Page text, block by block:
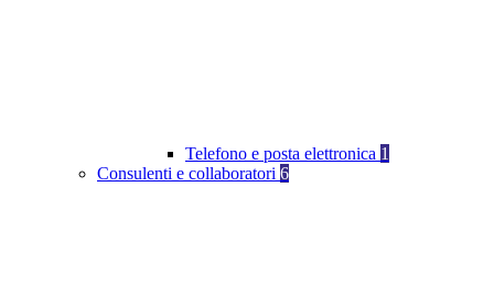
Telefono e posta elettronica 1
Consulenti e collaboratori 6